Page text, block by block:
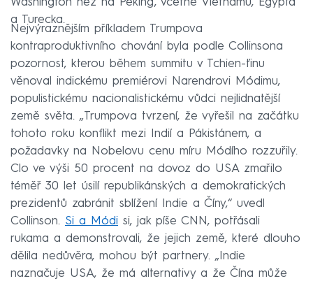
Washington než na Peking, včetně Vietnamu, Egypta
a Turecka.
Nejvýraznějším příkladem Trumpova
kontraproduktivního chování byla podle Collinsona
pozornost, kterou během summitu v Tchien-ťinu
věnoval indickému premiérovi Narendrovi Módimu,
populistickému nacionalistickému vůdci nejlidnatější
země světa. „Trumpova tvrzení, že vyřešil na začátku
tohoto roku konflikt mezi Indií a Pákistánem, a
požadavky na Nobelovu cenu míru Módího rozzuřily.
Clo ve výši 50 procent na dovoz do USA zmařilo
téměř 30 let úsilí republikánských a demokratických
prezidentů zabránit sblížení Indie a Číny,“ uvedl
Collinson. Si a Módi si, jak píše CNN, potřásali
rukama a demonstrovali, že jejich země, které dlouho
dělila nedůvěra, mohou být partnery. „Indie
naznačuje USA, že má alternativy a že Čína může